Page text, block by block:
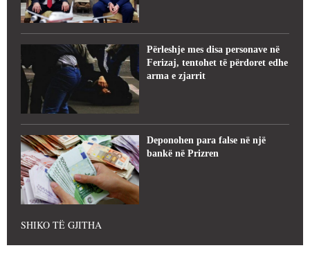
Përleshje mes disa personave në
Ferizaj, tentohet të përdoret edhe
arma e zjarrit
Deponohen para false në një
bankë në Prizren
SHIKO TË GJITHA